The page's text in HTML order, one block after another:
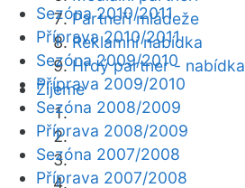
Partneři mládeže
Reklamní nabídka
Hrdý partner - nabídka
Žijeme
Sezóna 2010/2011
Příprava 2010/2011
Sezóna 2009/2010
Příprava 2009/2010
Sezóna 2008/2009
Příprava 2008/2009
Sezóna 2007/2008
Příprava 2007/2008